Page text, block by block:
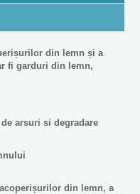
din lemn și a
fi garduri din lemn,
de arsuri si degradare
din lemn, a